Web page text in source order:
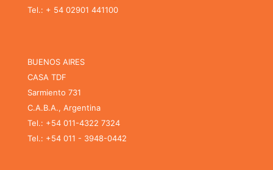
Tel.: + 54 02901 441100
BUENOS AIRES
CASA TDF
Sarmiento 731
C.A.B.A., Argentina
Tel.: +54 011-4322 7324
Tel.: +54 011 - 3948-0442